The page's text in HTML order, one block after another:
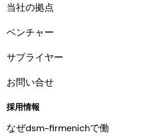
当社の拠点
ベンチャー
サプライヤー
お問い合せ
採用情報
なぜdsm-firmenichで働